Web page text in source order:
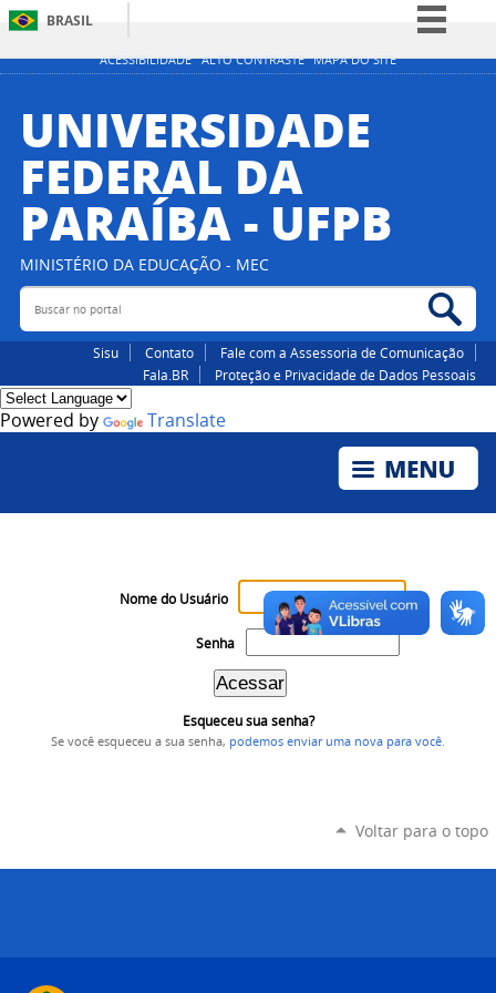
ACESSIBILIDADE ALTO CONTRASTE MAPA DO SITE
BRASIL
Simplifique!
Participe
Acesso à informação
Canais
UNIVERSIDADE
FEDERAL DA
PARAÍBA - UFPB
MINISTÉRIO DA EDUCAÇÃO - MEC
Buscar no portal
Sisu Contato
Fale com a Assessoria de Comunicação
Fala.BR
Proteção e Privacidade de Dados Pessoais
Powered by Translate
Nome do Usuário
Senha
Esqueceu sua senha?
Se você esqueceu a sua senha, podemos enviar uma nova para você
Voltar para o topo